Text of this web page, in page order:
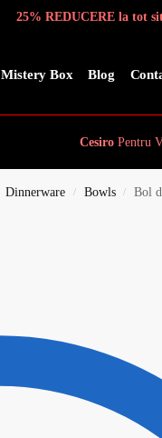
25% REDUCERE la tot
Mistery Box Blog
Cesiro Pentru
Dinnerware / Bowls / Bol